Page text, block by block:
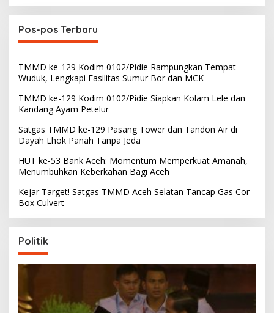
Pos-pos Terbaru
TMMD ke-129 Kodim 0102/Pidie Rampungkan Tempat
Wuduk, Lengkapi Fasilitas Sumur Bor dan MCK
TMMD ke-129 Kodim 0102/Pidie Siapkan Kolam Lele dan
Kandang Ayam Petelur
Satgas TMMD ke-129 Pasang Tower dan Tandon Air di
Dayah Lhok Panah Tanpa Jeda
HUT ke-53 Bank Aceh: Momentum Memperkuat Amanah,
Menumbuhkan Keberkahan Bagi Aceh
Kejar Target! Satgas TMMD Aceh Selatan Tancap Gas Cor
Box Culvert
Politik